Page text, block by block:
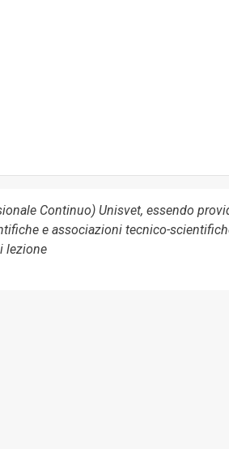
Continuo) Unisvet, essendo
e associazioni tecnico-
lezione